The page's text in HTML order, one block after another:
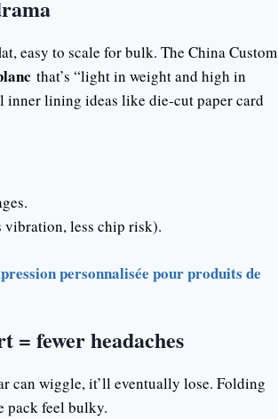
easy to scale for bulk. The China Custom
that’s “light in weight and high in
inner lining ideas like die-cut paper card
vibration, less chip risk).
personnalisée pour produits de
fewer headaches
can wiggle, it’ll eventually lose. Folding
pack feel bulky.